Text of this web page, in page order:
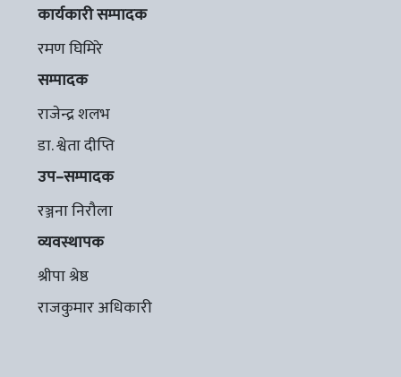
कार्यकारी सम्पादक
रमण घिमिरे
सम्पादक
राजेन्द्र शलभ
डा. श्वेता दीप्ति
उप–सम्पादक
रञ्जना निरौला
व्यवस्थापक
श्रीपा श्रेष्ठ
राजकुमार अधिकारी